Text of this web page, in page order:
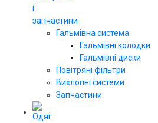
і
запчастини
Гальмівна система
Гальмівні колодки
Гальмівні диски
Повітряні фільтри
Вихлопні системи
Запчастини